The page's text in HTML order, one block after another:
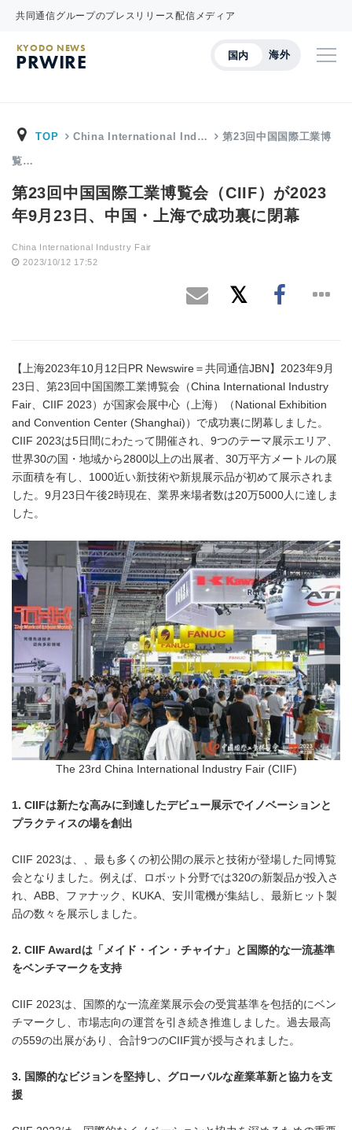
共同通信グループのプレスリリース配信メディア
国内 海外
KYODO NEWS
PRWIRE
TOP China International Ind… 第23回中国国際工業博
覧…
第23回中国国際工業博覧会（CIIF）が2023
年9月23日、中国・上海で成功裏に閉幕
China International Industry Fair
2023/10/12 17:52
【上海2023年10月12日PR Newswire＝共同通信JBN】2023年9月
23日、第23回中国国際工業博覧会（China International Industry
Fair、CIIF 2023）が国家会展中心（上海）（National Exhibition
and Convention Center (Shanghai)）で成功裏に閉幕しました。
CIIF 2023は5日間にわたって開催され、9つのテーマ展示エリア、
世界30の国・地域から2800以上の出展者、30万平方メートルの展
示面積を有し、1000近い新技術や新規展示品が初めて展示されま
した。9月23日午後2時現在、業界来場者数は20万5000人に達しま
した。
The 23rd China International Industry Fair (CIIF)
1. CIIFは新たな高みに到達したデビュー展示でイノベーションと
プラクティスの場を創出
CIIF 2023は、、最も多くの初公開の展示と技術が登場した同博覧
会となりました。例えば、ロボット分野では320の新製品が投入さ
れ、ABB、ファナック、KUKA、安川電機が集結し、最新ヒット製
品の数々を展示しました。
2. CIIF Awardは「メイド・イン・チャイナ」と国際的な一流基準
をベンチマークを支持
CIIF 2023は、国際的な一流産業展示会の受賞基準を包括的にベン
チマークし、市場志向の運営を引き続き推進しました。過去最高
の559の出展があり、合計9つのCIIF賞が授与されました。
3. 国際的なビジョンを堅持し、グローバルな産業革新と協力を支
援